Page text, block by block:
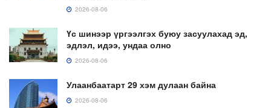
2026-08-06
Үс шинээр үргээлгэх буюу засуулахад эд,
эдлэл, идээ, ундаа олно
2026-08-06
Улаанбаатарт 29 хэм дулаан байна
2026-08-06